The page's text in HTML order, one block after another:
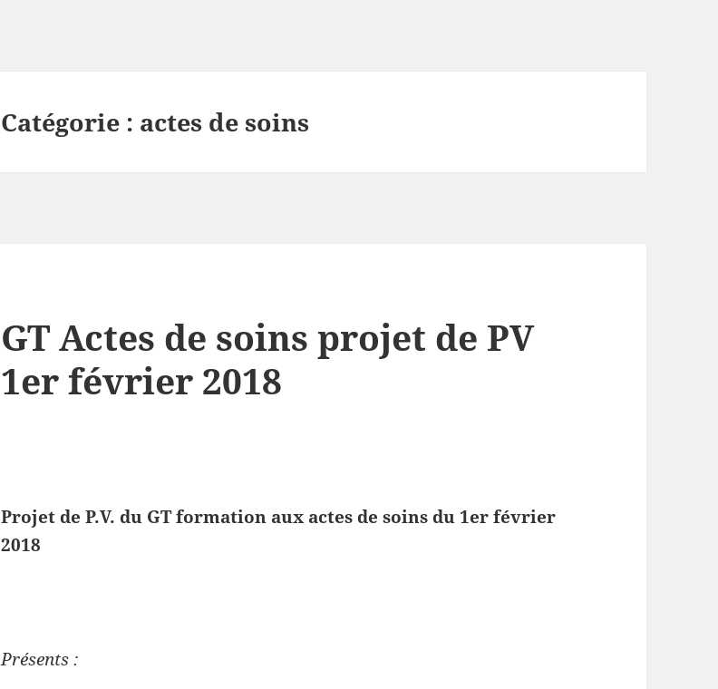
Catégorie : actes de soins
GT Actes de soins projet de PV
1er février 2018
Projet de P.V. du GT formation aux actes de soins du 1er février
2018
Présents :